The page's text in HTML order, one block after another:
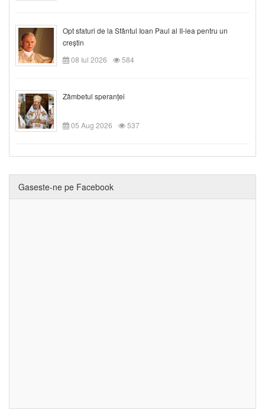
Opt sfaturi de la Sfântul Ioan Paul al II-lea pentru un
creștin
08 Iul 2026
584
Zâmbetul speranței
05 Aug 2026 537
Gaseste-ne pe Facebook